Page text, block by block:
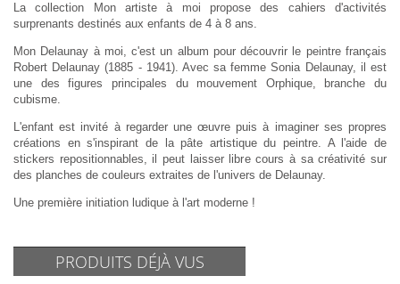
La collection Mon artiste à moi propose des cahiers d'activités
surprenants destinés aux enfants de 4 à 8 ans.
Mon Delaunay à moi, c'est un album pour découvrir le peintre français
Robert Delaunay (1885 - 1941). Avec sa femme Sonia Delaunay, il est
une des figures principales du mouvement Orphique, branche du
cubisme.
L'enfant est invité à regarder une œuvre puis à imaginer ses propres
créations en s'inspirant de la pâte artistique du peintre. A l'aide de
stickers repositionnables, il peut laisser libre cours à sa créativité sur
des planches de couleurs extraites de l'univers de Delaunay.
Une première initiation ludique à l'art moderne !
PRODUITS DÉJÀ VUS